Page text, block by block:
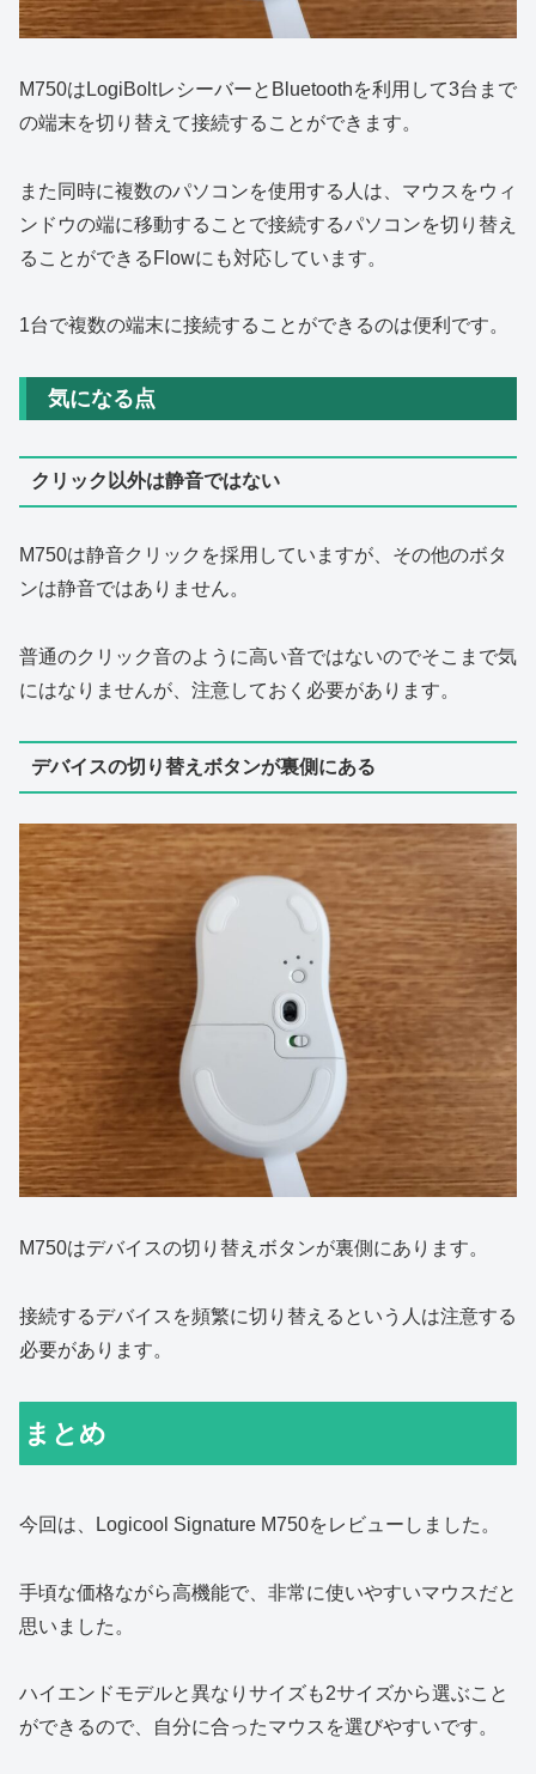
M750はLogiBoltレシーバーとBluetoothを利用して3台まで
の端末を切り替えて接続することができます。
また同時に複数のパソコンを使用する人は、マウスをウィ
ンドウの端に移動することで接続するパソコンを切り替え
ることができるFlowにも対応しています。
1台で複数の端末に接続することができるのは便利です。
気になる点
クリック以外は静音ではない
M750は静音クリックを採用していますが、その他のボタ
ンは静音ではありません。
普通のクリック音のように高い音ではないのでそこまで気
にはなりませんが、注意しておく必要があります。
デバイスの切り替えボタンが裏側にある
M750はデバイスの切り替えボタンが裏側にあります。
接続するデバイスを頻繁に切り替えるという人は注意する
必要があります。
まとめ
今回は、Logicool Signature M750をレビューしました。
手頃な価格ながら高機能で、非常に使いやすいマウスだと
思いました。
ハイエンドモデルと異なりサイズも2サイズから選ぶこと
ができるので、自分に合ったマウスを選びやすいです。